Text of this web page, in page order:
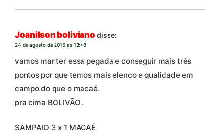
Joanilson boliviano disse:
24 de agosto de 2015 às 13:48
vamos manter essa pegada e conseguir mais três
pontos por que temos mais elenco e qualidade em
campo do que o macaé.
pra cima BOLIVÃO .
SAMPAIO 3 x 1 MACAÉ